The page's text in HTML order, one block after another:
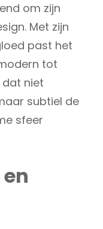
om zijn
Met zijn
past het
tot
dat niet
subtiel de
sfeer